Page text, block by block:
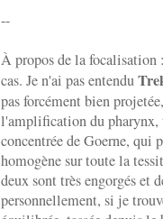
--
À propos de la focalisation
cas. Je n'ai pas entendu
pas forcément bien
l'amplification du pharynx,
concentrée de Goerne, qui
homogène sur toute la
deux sont très engorgés et
personnellement, si je